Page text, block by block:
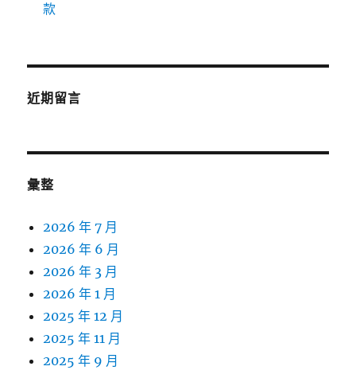
款
近期留言
彙整
2026 年 7 月
2026 年 6 月
2026 年 3 月
2026 年 1 月
2025 年 12 月
2025 年 11 月
2025 年 9 月